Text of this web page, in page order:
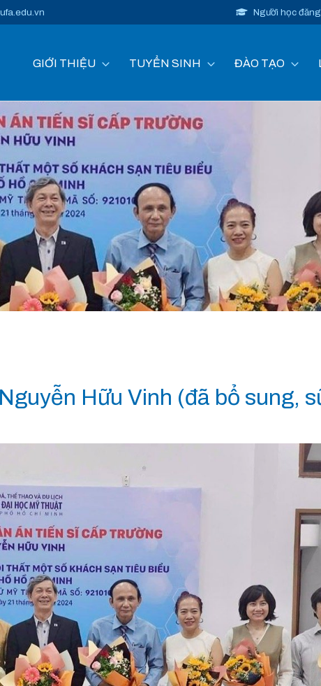
Người học
GIỚI THIỆU TUYỂN SINH ĐÀO TẠO
Hữu Vinh (đã bổ sung,